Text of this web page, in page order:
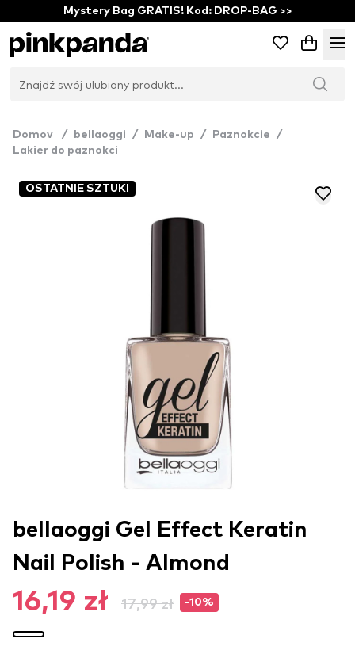
Mystery Bag GRATIS! Kod: DROP-BAG >>
Domov / bellaoggi / Make-up / Paznokcie
/
Lakier do paznokci
OSTATNIE SZTUKI
bellaoggi Gel Effect Keratin
Nail Polish - Almond
16,19 zł 17,99 zł -10%